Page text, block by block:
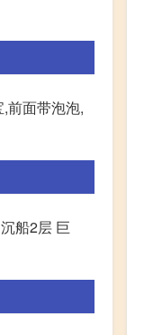
前面带泡泡,
船2层 巨